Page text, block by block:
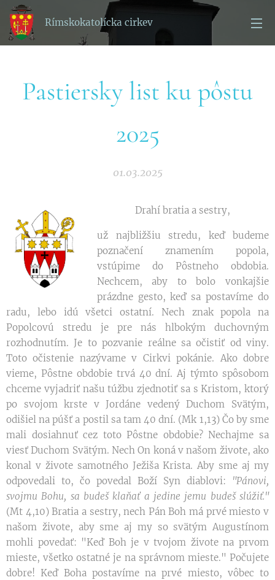
Rímskokatolícka cirkev
Pastiersky list ku pôstu
2025
01.03.2025
Drahí bratia a sestry,
už najbližšiu stredu, keď budeme
poznačení znamením popola,
vstúpime do Pôstneho obdobia.
Nechcem, aby to bolo vonkajšie
prázdne gesto, keď sa postavíme do
radu, lebo idú všetci ostatní. Nech znak popola na
Popolcovú stredu je pre nás hlbokým duchovným
rozhodnutím. Je to pozvanie reálne sa očistiť od viny.
Toto očistenie nazývame v Cirkvi pokánie. Ako dobre
vieme, Pôstne obdobie trvá 40 dní. Aj týmto spôsobom
chceme vyjadriť našu túžbu zjednotiť sa s Kristom, ktorý
po svojom krste v Jordáne vedený Duchom Svätým,
odišiel na púšť a postil sa tam 40 dní. (Mk 1,13) Čo by sme
mali dosiahnuť cez toto Pôstne obdobie? Nechajme sa
viesť Duchom Svätým. Nech On koná v našom živote, ako
konal v živote samotného Ježiša Krista. Aby sme aj my
odpovedali to, čo povedal Boží Syn diablovi:
"Pánovi,
svojmu Bohu, sa budeš klaňať a jedine jemu budeš slúžiť."
(Mt 4,10) Bratia a sestry, nech Pán Boh má prvé miesto v
našom živote, aby sme aj my so svätým Augustínom
mohli povedať: "Keď Boh je v tvojom živote na prvom
mieste, všetko ostatné je na správnom mieste." Počujete
dobre! Keď Boha postavíme na prvé miesto, vôbec to